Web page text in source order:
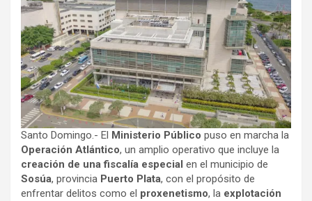
Santo Domingo.- El Ministerio Público puso en marcha la
Operación Atlántico, un amplio operativo que incluye la
creación de una fiscalía especial en el municipio de
Sosúa, provincia Puerto Plata, con el propósito de
enfrentar delitos como el proxenetismo, la explotación